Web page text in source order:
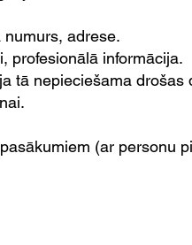
adrese.
profesionālā informācija.
tā nepieciešama drošas
(ar personu